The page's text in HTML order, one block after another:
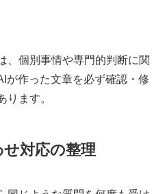
、個別事情や専門的判断に関
が作った文章を必ず確認・修
ります。
対応の整理